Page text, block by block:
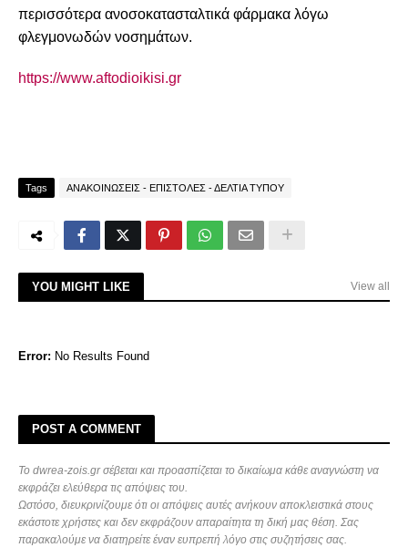
περισσότερα ανοσοκατασταλτικά φάρμακα λόγω
φλεγμονωδών νοσημάτων.
https://www.aftodioikisi.gr
Tags ΑΝΑΚΟΙΝΩΣΕΙΣ - ΕΠΙΣΤΟΛΕΣ - ΔΕΛΤΙΑ ΤΥΠΟΥ
YOU MIGHT LIKE View all
Error: No Results Found
POST A COMMENT
Το dwrea-zois.gr σέβεται και προασπίζεται το δικαίωμα κάθε αναγνώστη να
εκφράζει ελεύθερα τις απόψεις του.
Ωστόσο, διευκρινίζουμε ότι οι απόψεις αυτές ανήκουν αποκλειστικά στους
εκάστοτε χρήστες και δεν εκφράζουν απαραίτητα τη δική μας θέση. Σας
παρακαλούμε να διατηρείτε έναν ευπρεπή λόγο στις συζητήσεις σας.